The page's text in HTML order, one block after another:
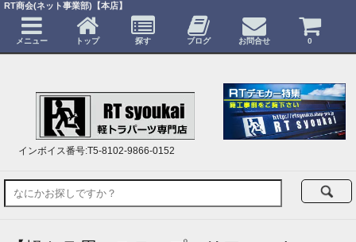
インボイス番号:T5-8102-9866-0152
RT商会(ネット事業部)【本店】
メニュー トップ 探す ブログ お問合せ 0